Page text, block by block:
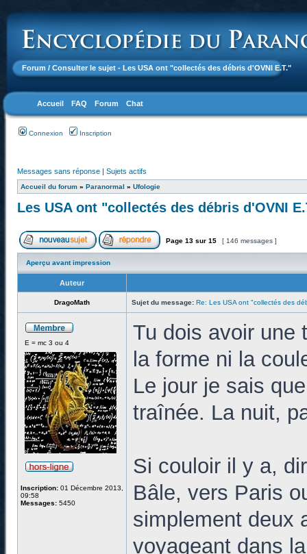
Forum / Consulter le sujet - Les USA ont "collectés des débris d'OVNI E.T."
Accueil FAQ Forum Chat
Connexion Inscription
Messages sans réponse | Sujets actifs
Accueil du forum » Paranormal » Ufologie
Les USA ont "collectés des débris d'OVNI
Page 13 sur 15 [ 146 messages ]
Aperçu avant impression
Auteur
DragoMath Sujet du message: Re: Les USA ont "collectés des
E = mc 3 ou 4
Inscription: 01 Décembre 2013,
09:58
Messages: 5450
Tu dois avoir une
la forme ni la
Le jour je sais
traînée. La nuit,
Si couloir il y a,
Bâle, vers Paris
simplement deux
voyageant dans